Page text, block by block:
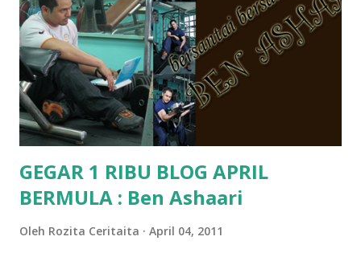
kat salah satu tadika swasta ni.. tapi nampaknya kenal huruf
pun tak tau.. pengsan aku bila ingat balik.. aku mula fikir
mungkin sebab abg long sendiri jenis budak yang ada
masalah dyslexia.. tapi minor la.. nanti la aku cerita pasal
dyslexia tu.. lepas tu kami buat keputusan pu...
GEGAR 1 RIBU BLOG APRIL
BERMULA : Ben Ashaari
Oleh Rozita Ceritaita April 04, 2011